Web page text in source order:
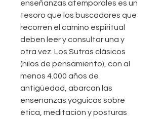
enseñanzas atemporales es un
tesoro que los buscadores que
recorren el camino espiritual
deben leer y consultar una y
otra vez. Los Sutras clásicos
(hilos de pensamiento), con al
menos 4.000 años de
antigüedad, abarcan las
enseñanzas yóguicas sobre
ética, meditación y posturas